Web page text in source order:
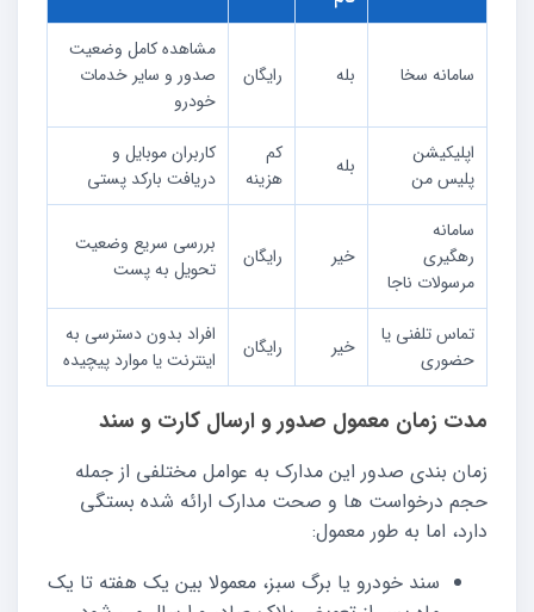
سامانه سخا بله رایگان
مشاهده کامل وضعیت
صدور و سایر خدمات
خودرو
اپلیکیشن
پلیس من
بله
کم
هزینه
کاربران موبایل و
دریافت بارکد پستی
سامانه
رهگیری
مرسولات ناجا
خیر رایگان
بررسی سریع وضعیت
تحویل به پست
تماس تلفنی یا
حضوری
خیر رایگان
افراد بدون دسترسی به
اینترنت یا موارد پیچیده
مدت زمان معمول صدور و ارسال کارت و سند
زمان بندی صدور این مدارک به عوامل مختلفی از جمله
حجم درخواست ها و صحت مدارک ارائه شده بستگی
دارد، اما به طور معمول:
سند خودرو یا برگ سبز، معمولا بین یک هفته تا یک